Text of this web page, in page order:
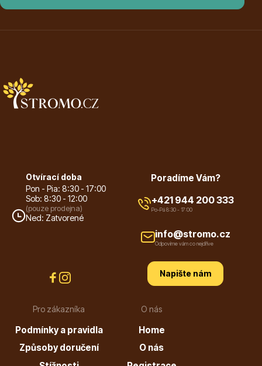
Poradíme Vám?
+421 944 200 333
Po-Pá 9:00 - 17:00
Otvírací doba
Pon - Pia: 8:30 - 17:00
Sob: 8:30 - 12:00
(pouze prodejna)
Ned: Zatvorené
Pro zákazníka
Podmínky a pravidla
Způsoby doručení
O nás
Home
O nás
Poradíme Vám?
+421 944 200 333
Po-Pá 8:30 - 17:00
info@stromo.cz
Odpovíme vám co nejdříve
Napište nám